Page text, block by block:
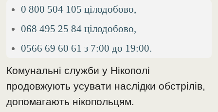
0 800 504 105 цілодобово,
068 495 25 84 цілодобово,
0566 69 60 61 з 7:00 до 19:00.
Комунальні служби у Нікополі
продовжують усувати наслідки обстрілів,
допомагають нікопольцям.